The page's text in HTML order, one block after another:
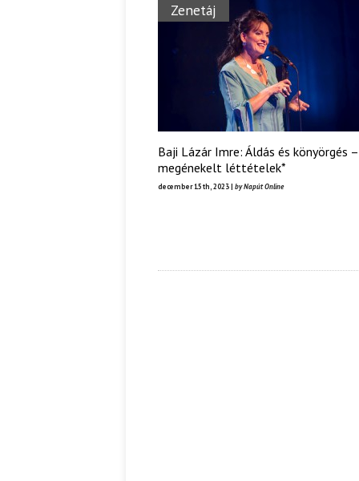
Zenetáj
Baji Lázár Imre: Áldás és könyörgés –
megénekelt léttételek*
december 15th, 2023 | by Napút Online